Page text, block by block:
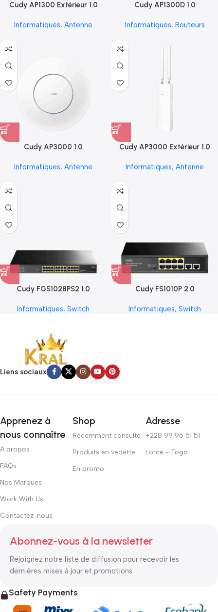
Cudy AP1300 Extérieur 1.0
Informatiques, Antenne
Cudy AP1300D 1.0
Informatiques, Routeurs
Cudy AP3000 1.0
Informatiques, Antenne
Cudy AP3000 Extérieur 1.0
Informatiques, Antenne
Cudy FGS1028PS2 1.0
Informatiques, Switch
Cudy FS1010P 2.0
Informatiques, Switch
Liens sociaux
Apprenez à
nous connaître
A propos
FAQs
Nos Marques
Work With Us
Contactez-nous
Shop
Récemment consulté
Produits en vedette
En promo
Adresse
+228 99 96 51 51
Lomé - Togo
Abonnez-vous à la newsletter
Rejoignez notre liste de diffusion pour recevoir les
dernières mises à jour et promotions.
Safety Payments